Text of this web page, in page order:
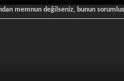
memnun değilseniz, bunun